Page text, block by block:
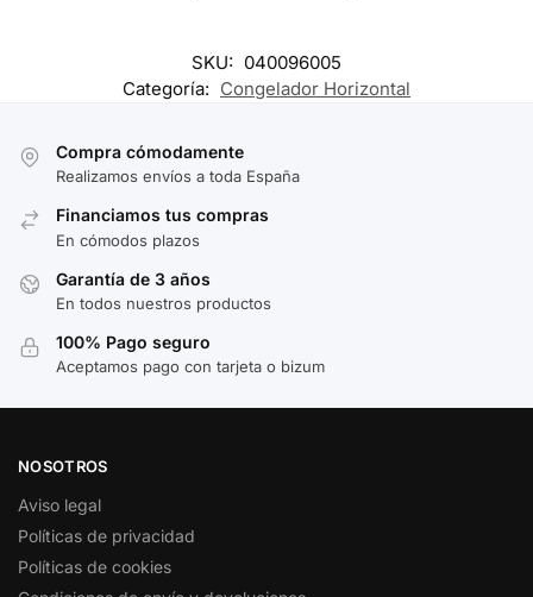
SKU: 040096005
Categoría: Congelador Horizontal
Compra cómodamente
Realizamos envíos a toda España
Financiamos tus compras
En cómodos plazos
Garantía de 3 años
En todos nuestros productos
100% Pago seguro
Aceptamos pago con tarjeta o bizum
NOSOTROS
Aviso legal
Políticas de privacidad
Políticas de cookies